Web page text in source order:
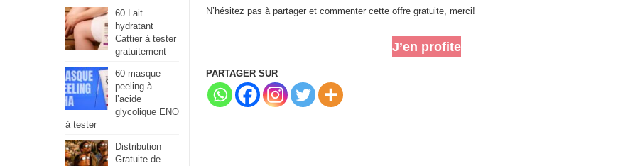
N’hésitez pas à partager et commenter cette offre gratuite, merci!
J’en profite
PARTAGER SUR
60 Lait
hydratant
Cattier à tester
gratuitement
60 masque
peeling à
l’acide
glycolique ENO
à tester
Distribution
Gratuite de